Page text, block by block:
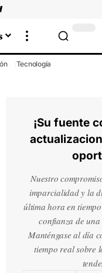
Tecnología
¡Su fuente
Nuestro
imparcialidad y la
última hora en
confianza de
Manténgase al día
tiempo real sobre